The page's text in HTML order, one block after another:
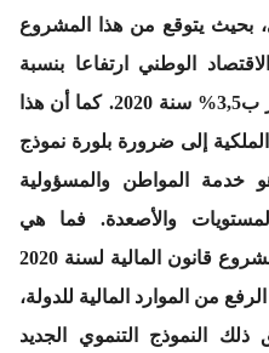
بحيث يتوقع من هذا المشروع
الوطني ارتفاعا بنسبة
3.7% ومعدل عجز الميزانية يقدر ب3,5% سنة 2020. كما أن هذا
إلى ضرورة بلورة نموذج
خدمة المواطن والمسؤولية
والأصعدة. فما هي
الإجراءات الجديدة التي جاء بها مشروع قانون المالية لسنة 2020
من الموارد المالية للدولة،
ذلك النموذج التنموي الجديد